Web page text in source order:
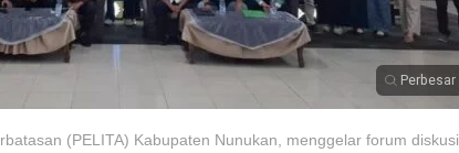
Perbesar
(PELITA) Kabupaten Nunukan, menggelar forum diskusi